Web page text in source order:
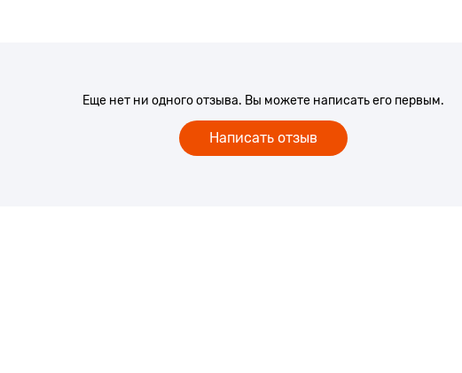
Еще нет ни одного отзыва. Вы можете написать его первым.
Написать отзыв